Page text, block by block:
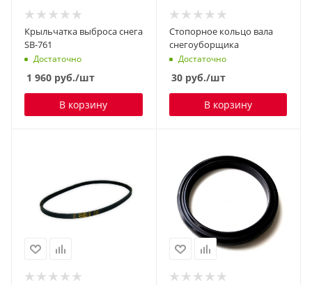
Крыльчатка выброса снега
SB-761
Достаточно
1 960 руб./шт
В корзину
Стопорное кольцо вала
снегоуборщика
Достаточно
30руб./шт
В корзину